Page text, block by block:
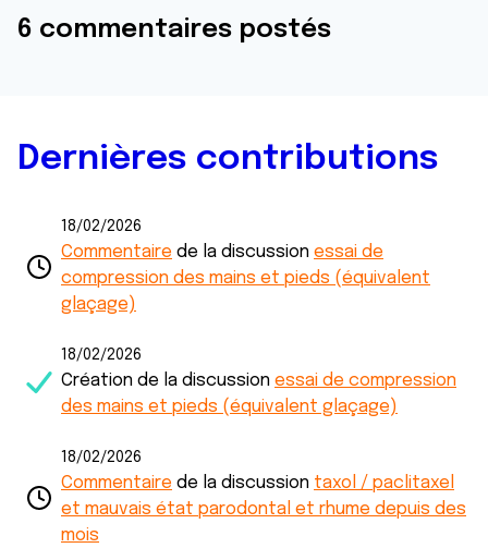
6 commentaires postés
Dernières contributions
18/02/2026
Commentaire de la discussion essai de
compression des mains et pieds (équivalent
glaçage)
18/02/2026
Création de la discussion essai de compression
des mains et pieds (équivalent glaçage)
18/02/2026
Commentaire de la discussion taxol / paclitaxel
et mauvais état parodontal et rhume depuis des
mois